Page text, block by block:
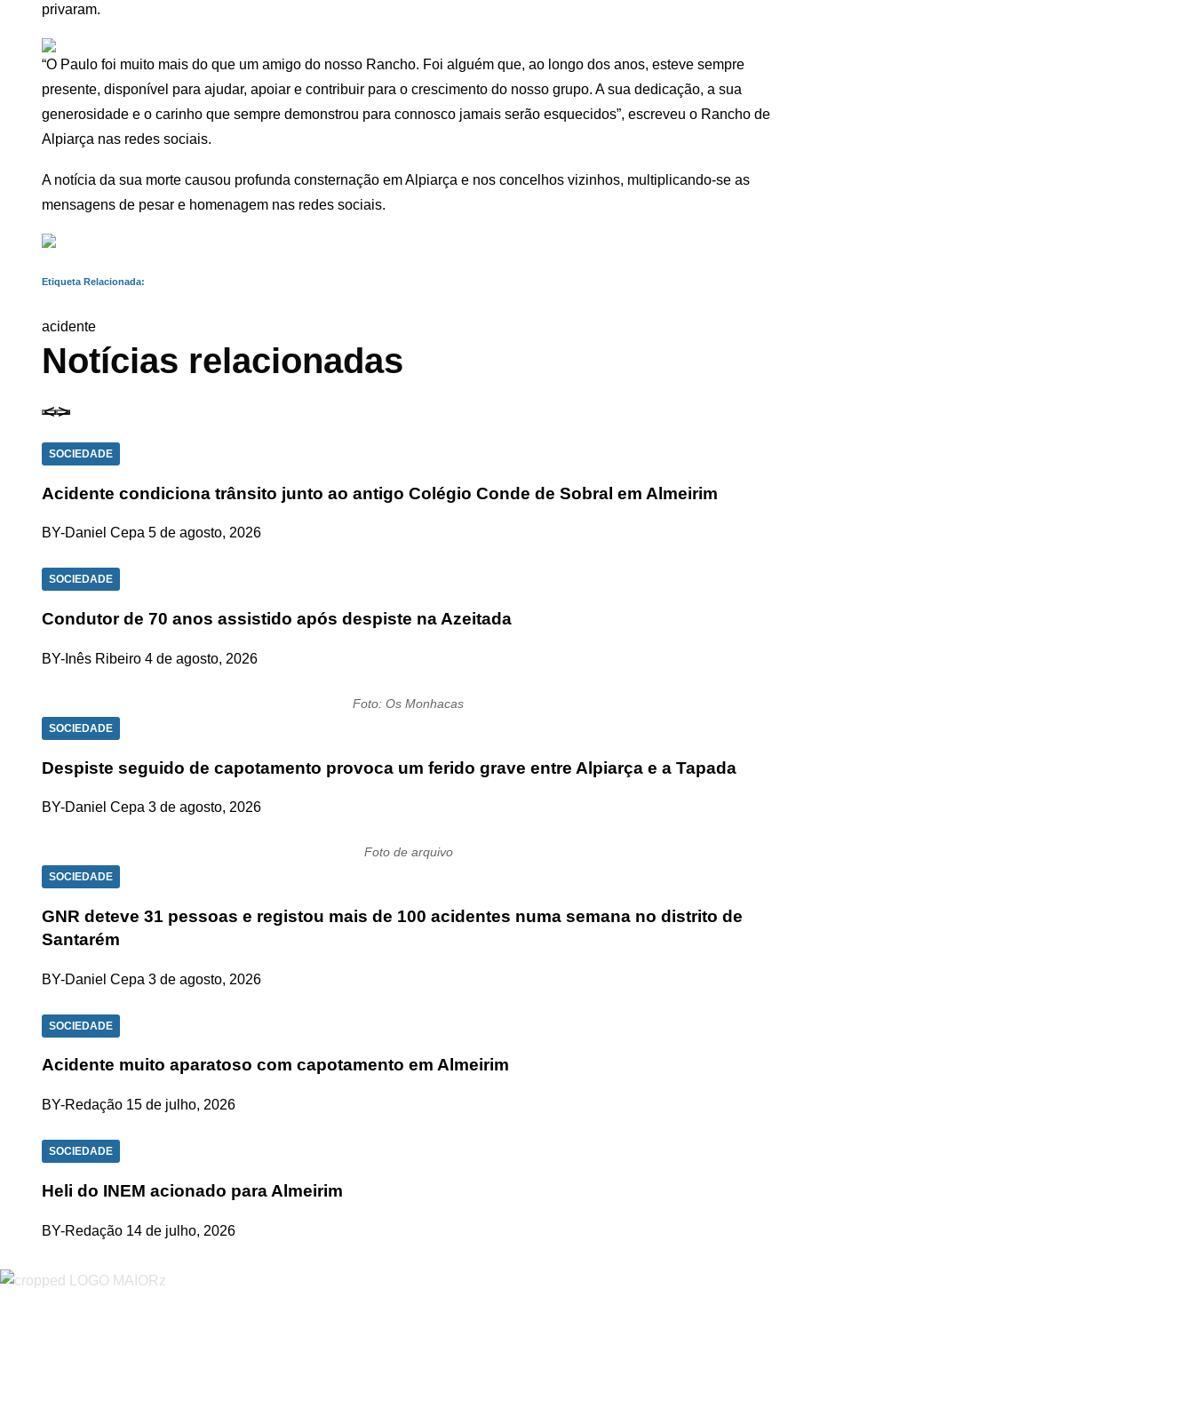
privaram.
“O Paulo foi muito mais do que um amigo do nosso Rancho. Foi alguém que, ao longo dos anos, esteve sempre
presente, disponível para ajudar, apoiar e contribuir para o crescimento do nosso grupo. A sua dedicação, a sua
generosidade e o carinho que sempre demonstrou para connosco jamais serão esquecidos”, escreveu o Rancho de
Alpiarça nas redes sociais.
A notícia da sua morte causou profunda consternação em Alpiarça e nos concelhos vizinhos, multiplicando-se as
mensagens de pesar e homenagem nas redes sociais.
Etiqueta Relacionada:
acidente
Notícias relacionadas
SOCIEDADE
Acidente condiciona trânsito junto ao antigo Colégio Conde de Sobral em Almeirim
BY-Daniel Cepa 5 de agosto, 2026
SOCIEDADE
Condutor de 70 anos assistido após despiste na Azeitada
BY-Inês Ribeiro 4 de agosto, 2026
Foto: Os Monhacas
SOCIEDADE
Despiste seguido de capotamento provoca um ferido grave entre Alpiarça e a Tapada
BY-Daniel Cepa 3 de agosto, 2026
Foto de arquivo
SOCIEDADE
GNR deteve 31 pessoas e registou mais de 100 acidentes numa semana no distrito de
Santarém
BY-Daniel Cepa 3 de agosto, 2026
SOCIEDADE
Acidente muito aparatoso com capotamento em Almeirim
BY-Redação 15 de julho, 2026
SOCIEDADE
Heli do INEM acionado para Almeirim
BY-Redação 14 de julho, 2026